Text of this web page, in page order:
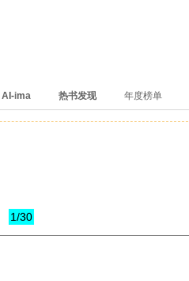
AI-ima 热书发现 年度榜单
1/30